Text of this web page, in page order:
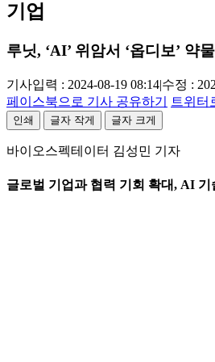
기업
루닛, ‘AI’ 위암서 ‘옵디보’ 약
기사입력 : 2024-08-19 08:14|수정 :
페이스북으로 기사 공유하기
트위터
인쇄 글자 작게 글자 크게
바이오스펙테이터 김성민 기자
글로벌 기업과 협력 기회 확대, AI